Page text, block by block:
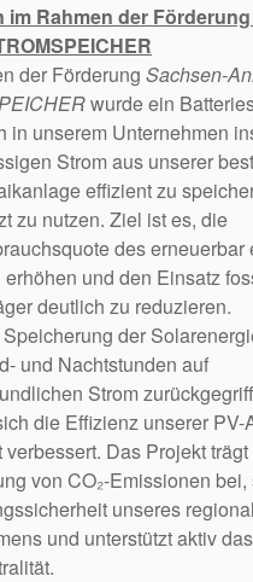
im Rahmen der
der Förderung Sachsen-
wurde ein
in unserem Unternehmen
Strom aus unserer
effizient zu
zu nutzen. Ziel ist es, die
des erneuerbar
erhöhen und den Einsatz
deutlich zu reduzieren.
der
und Nachtstunden auf
Strom
die Effizienz unserer PV-
Das Projekt trägt
von CO₂-Emissionen bei,
unseres
und unterstützt aktiv